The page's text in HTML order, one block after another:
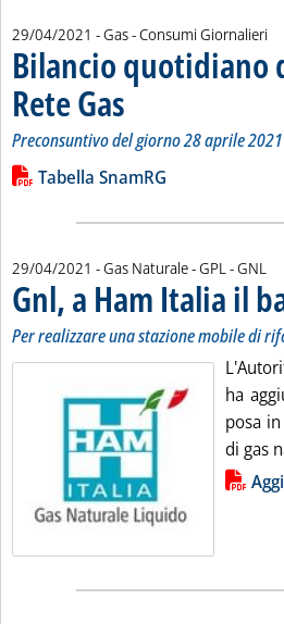
29/04/2021 - Gas - Consumi Giornalieri
Bilancio quotidiano
Rete Gas . Sottotitolo: Preconsuntivo
. Pubblicata giovedì 29 aprile
Preconsuntivo del giorno 28 aprile 2021
Leggi tutta la notizia: 'Bilancio
Lista allegati PDF alla
Tabella SnamRG
29/04/2021 - Gas Naturale - GPL - GNL
Gnl, a Ham Italia il
Per realizzare una stazione mobile di
ha
posa
di gas
Lista allegati PDF alla